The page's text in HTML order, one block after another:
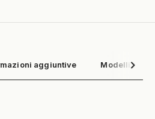
aggiuntive Modelli